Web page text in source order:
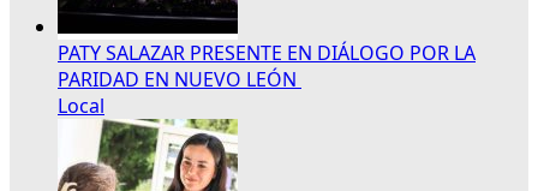
PATY SALAZAR PRESENTE EN DIÁLOGO POR LA
PARIDAD EN NUEVO LEÓN
Local